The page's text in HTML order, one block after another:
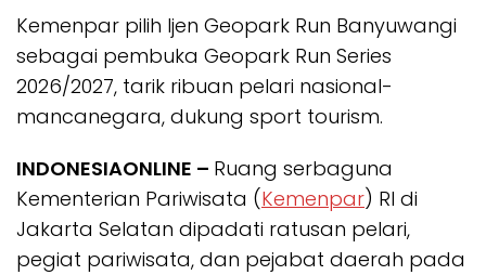
Kemenpar pilih Ijen Geopark Run Banyuwangi
sebagai pembuka Geopark Run Series
2026/2027, tarik ribuan pelari nasional-
mancanegara, dukung sport tourism.
INDONESIAONLINE – Ruang serbaguna
Kementerian Pariwisata (Kemenpar) RI di
Jakarta Selatan dipadati ratusan pelari,
pegiat pariwisata, dan pejabat daerah pada